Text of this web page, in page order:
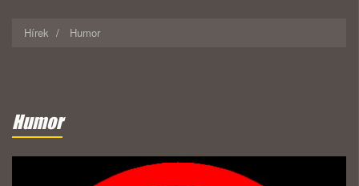
Hírek Humor
Humor